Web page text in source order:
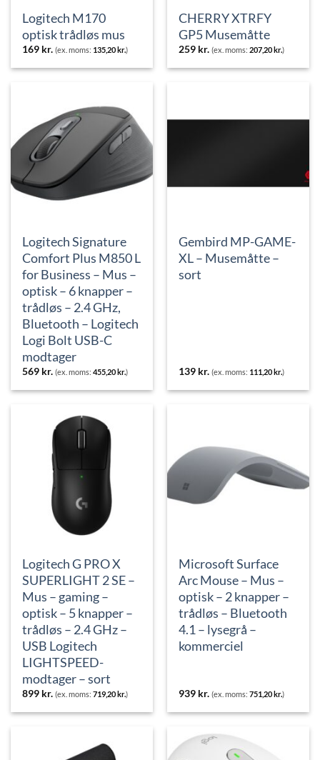
Logitech M170
optisk trådløs mus
169 kr. (ex. moms: 135,20 kr.)
CHERRY XTRFY
GP5 Musemåtte
259 kr. (ex. moms:207,20 kr.)
Logitech Signature
Comfort Plus M850 L
for Business – Mus –
optisk – 6 knapper –
trådløs – 2.4 GHz,
Bluetooth – Logitech
Logi Bolt USB-C
modtager
569 kr. (ex. moms:455,20kr.)
Gembird MP-GAME-
XL – Musemåtte –
sort
139 kr. (ex. moms: 111,20kr.)
Logitech G PRO X
SUPERLIGHT 2 SE –
Mus – gaming –
optisk – 5 knapper –
trådløs – 2.4 GHz –
USB Logitech
LIGHTSPEED-
modtager – sort
899 kr. (ex. moms:719,20kr.)
Microsoft Surface
Arc Mouse – Mus –
optisk – 2 knapper –
trådløs – Bluetooth
4.1 – lysegrå –
kommerciel
939 kr. (ex. moms:751,20kr.)